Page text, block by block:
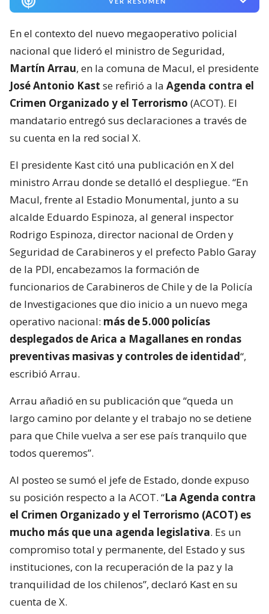
En el contexto del nuevo megaoperativo policial
nacional que lideró el ministro de Seguridad,
Martín Arrau, en la comuna de Macul, el presidente
José Antonio Kast se refirió a la Agenda contra el
Crimen Organizado y el Terrorismo (ACOT). El
mandatario entregó sus declaraciones a través de
su cuenta en la red social X.
El presidente Kast citó una publicación en X del
ministro Arrau donde se detalló el despliegue. “En
Macul, frente al Estadio Monumental, junto a su
alcalde Eduardo Espinoza, al general inspector
Rodrigo Espinoza, director nacional de Orden y
Seguridad de Carabineros y el prefecto Pablo Garay
de la PDI, encabezamos la formación de
funcionarios de Carabineros de Chile y de la Policía
de Investigaciones que dio inicio a un nuevo mega
operativo nacional: más de 5.000 policías
desplegados de Arica a Magallanes en rondas
preventivas masivas y controles de identidad“,
escribió Arrau.
Arrau añadió en su publicación que “queda un
largo camino por delante y el trabajo no se detiene
para que Chile vuelva a ser ese país tranquilo que
todos queremos”.
Al posteo se sumó el jefe de Estado, donde expuso
su posición respecto a la ACOT. “La Agenda contra
el Crimen Organizado y el Terrorismo (ACOT) es
mucho más que una agenda legislativa. Es un
compromiso total y permanente, del Estado y sus
instituciones, con la recuperación de la paz y la
tranquilidad de los chilenos”, declaró Kast en su
cuenta de X.